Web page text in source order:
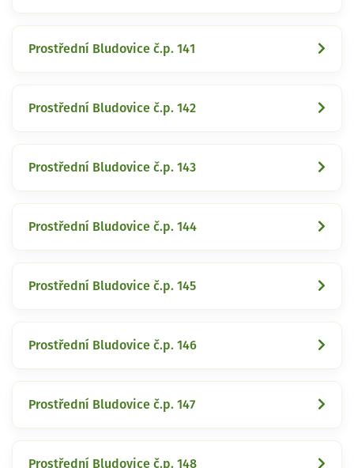
Prostřední Bludovice č.p. 141
Prostřední Bludovice č.p. 142
Prostřední Bludovice č.p. 143
Prostřední Bludovice č.p. 144
Prostřední Bludovice č.p. 145
Prostřední Bludovice č.p. 146
Prostřední Bludovice č.p. 147
Prostřední Bludovice č.p. 148